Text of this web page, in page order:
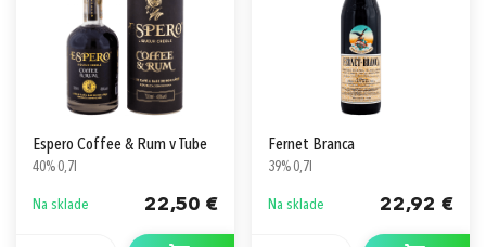
Espero Coffee & Rum v Tube
40% 0,7l
Na sklade 22,50 €
Fernet Branca
39% 0,7l
Na sklade 22,92 €